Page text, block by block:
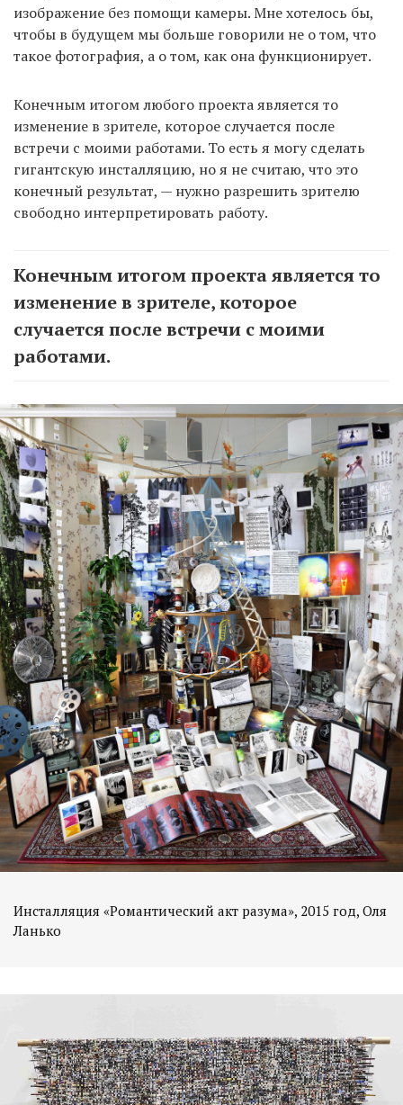
изображение без помощи камеры. Мне хотелось бы,
чтобы в будущем мы больше говорили не о том, что
такое фотография, а о том, как она функционирует.
Конечным итогом любого проекта является то
изменение в зрителе, которое случается после
встречи с моими работами. То есть я могу сделать
гигантскую инсталляцию, но я не считаю, что это
конечный результат, — нужно разрешить зрителю
свободно интерпретировать работу.
Конечным итогом проекта является то
изменение в зрителе, которое
случается после встречи с моими
работами.
Инсталляция «Романтический акт разума», 2015 год, Оля
Ланько